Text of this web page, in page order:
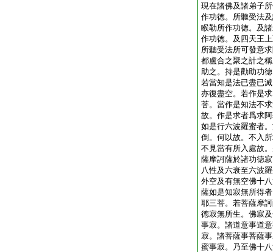
現在諸佛及諸弟子
作功徳。所聽受法
睺勒所作功徳。及
作功徳。及四天王
所聽受法所可發意
都盧合之聚之計之
助之。持是勸助功
若當知是法已盡已
亦復盡空。若作是
菩。當作是知法不
故。作是求者爲求
如是行六波羅蜜者
倒。何以故。不入
不見當有所入處故
薩摩訶薩於諸功徳
八性及六衰至六波
外空及有無空佛十
薩如是知寂無所得
耶三菩。若菩薩摩
徳寂無所生。佛寂
事寂。諸道意事道
寂。諸菩薩事菩薩
蜜事寂。乃至佛十